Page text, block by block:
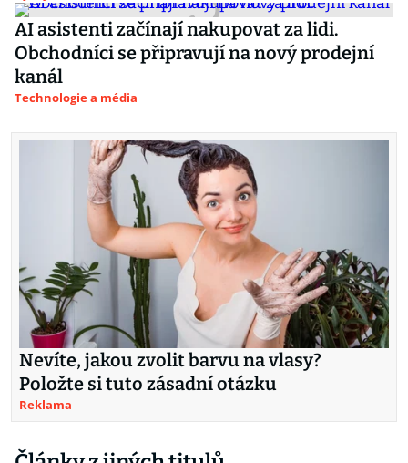
AI asistenti začínají nakupovat za lidi.
Obchodníci se připravují na nový prodejní
kanál
Technologie a média
Nevíte, jakou zvolit barvu na vlasy?
Položte si tuto zásadní otázku
Reklama